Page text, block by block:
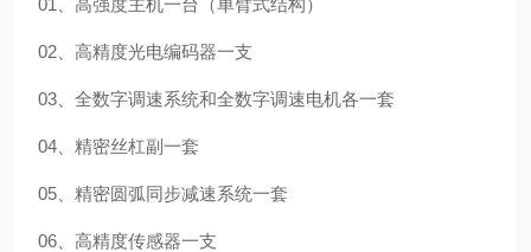
02、高精度光电编码器一支
03、全数字调速系统和全数字调速电机各一套
04、精密丝杠副一套
05、精密圆弧同步减速系统一套
06、高精度传感器一支